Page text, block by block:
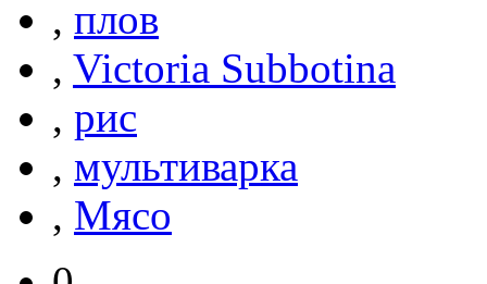
, плов
, Victoria Subbotina
, рис
, мультиварка
, Мясо